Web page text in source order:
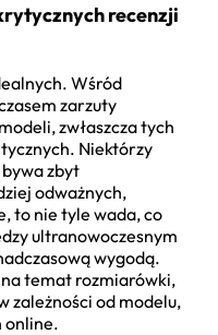
recenzji
Wśród
zarzuty
zwłaszcza tych
Niektórzy
zbyt
odważnych,
to nie tyle wada, co
ultranowoczesnym
wygodą.
temat rozmiarówki,
zależności od modelu,
online.